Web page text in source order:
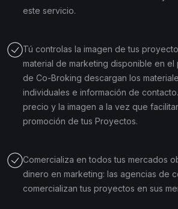
este servicio.
Tú controlas la imagen de tus
material de marketing disponible en el
de Co-Broking descargan los
individuales e información de
precio y la imagen a la vez que
promoción de tus Proyectos.
Comercializa en todos tus mercados
dinero en marketing: las agencias de
comercializan tus proyectos en sus